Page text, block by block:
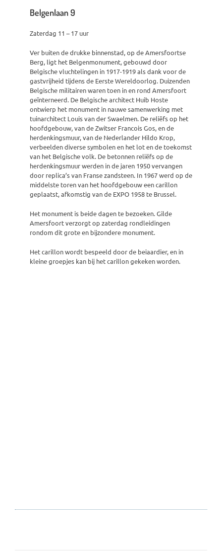
Belgenlaan 9
Zaterdag 11 – 17 uur
Ver buiten de drukke binnenstad, op de Amersfoortse
Berg, ligt het Belgenmonument, gebouwd door
Belgische vluchtelingen in 1917-1919 als dank voor de
gastvrijheid tijdens de Eerste Wereldoorlog. Duizenden
Belgische militairen waren toen in en rond Amersfoort
geïnterneerd. De Belgische architect Huib Hoste
ontwierp het monument in nauwe samenwerking met
tuinarchitect Louis van der Swaelmen. De reliëfs op het
hoofdgebouw, van de Zwitser Francois Gos, en de
herdenkingsmuur, van de Nederlander Hildo Krop,
verbeelden diverse symbolen en het lot en de toekomst
van het Belgische volk. De betonnen reliëfs op de
herdenkingsmuur werden in de jaren 1950 vervangen
door replica’s van Franse zandsteen. In 1967 werd op de
middelste toren van het hoofdgebouw een carillon
geplaatst, afkomstig van de EXPO 1958 te Brussel.
Het monument is beide dagen te bezoeken. Gilde
Amersfoort verzorgt op zaterdag rondleidingen
rondom dit grote en bijzondere monument.
Het carillon wordt bespeeld door de beiaardier, en in
kleine groepjes kan bij het carillon gekeken worden.